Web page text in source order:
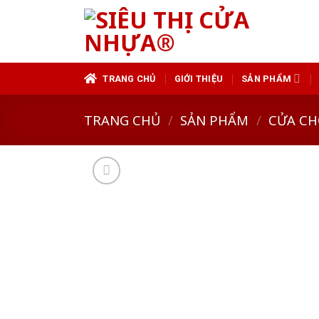
TRANG CHỦ GIỚI THIỆU SẢN PHẨM
TRANG CHỦ / SẢN PHẨM / CỬA